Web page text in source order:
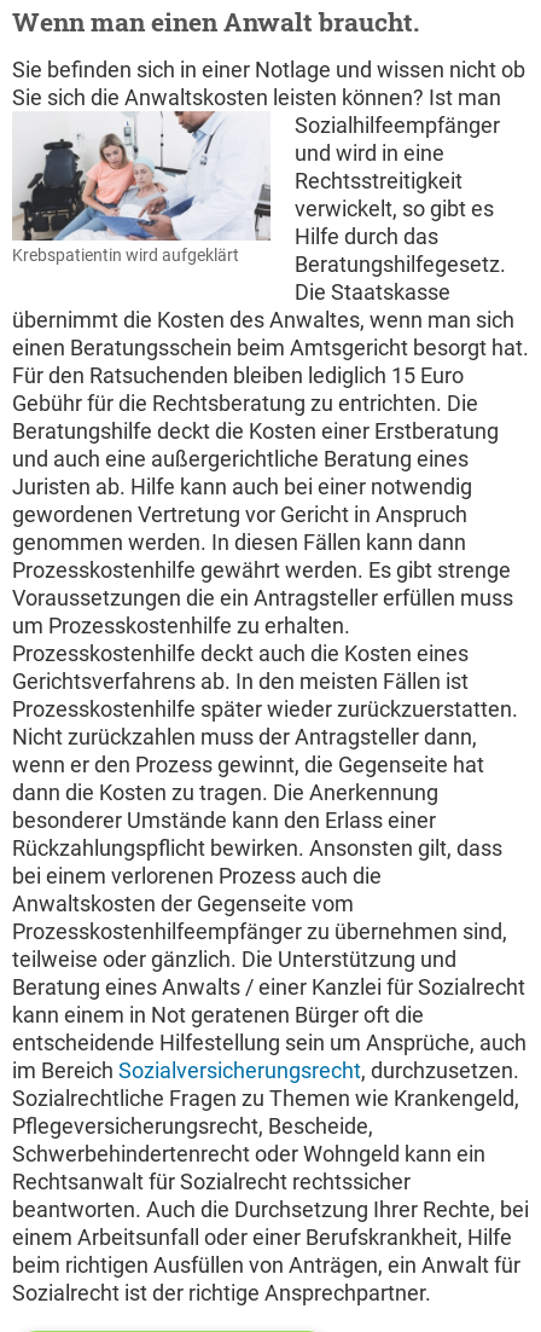
Wenn man einen Anwalt braucht.
Sie befinden sich in einer Notlage und wissen nicht ob
Sie sich die Anwaltskosten leisten können?
Krebspatientin wird aufgeklärt
Ist man
Sozialhilfeempfänger
und wird in eine
Rechtsstreitigkeit
verwickelt, so gibt es
Hilfe durch das
Beratungshilfegesetz.
Die Staatskasse
übernimmt die Kosten des Anwaltes, wenn man sich
einen Beratungsschein beim Amtsgericht besorgt hat.
Für den Ratsuchenden bleiben lediglich 15 Euro
Gebühr für die Rechtsberatung zu entrichten. Die
Beratungshilfe deckt die Kosten einer Erstberatung
und auch eine außergerichtliche Beratung eines
Juristen ab. Hilfe kann auch bei einer notwendig
gewordenen Vertretung vor Gericht in Anspruch
genommen werden. In diesen Fällen kann dann
Prozesskostenhilfe gewährt werden. Es gibt strenge
Voraussetzungen die ein Antragsteller erfüllen muss
um Prozesskostenhilfe zu erhalten.
Prozesskostenhilfe deckt auch die Kosten eines
Gerichtsverfahrens ab. In den meisten Fällen ist
Prozesskostenhilfe später wieder zurückzuerstatten.
Nicht zurückzahlen muss der Antragsteller dann,
wenn er den Prozess gewinnt, die Gegenseite hat
dann die Kosten zu tragen. Die Anerkennung
besonderer Umstände kann den Erlass einer
Rückzahlungspflicht bewirken. Ansonsten gilt, dass
bei einem verlorenen Prozess auch die
Anwaltskosten der Gegenseite vom
Prozesskostenhilfeempfänger zu übernehmen sind,
teilweise oder gänzlich. Die Unterstützung und
Beratung eines Anwalts / einer Kanzlei für Sozialrecht
kann einem in Not geratenen Bürger oft die
entscheidende Hilfestellung sein um Ansprüche, auch
im Bereich Sozialversicherungsrecht, durchzusetzen.
Sozialrechtliche Fragen zu Themen wie Krankengeld,
Pflegeversicherungsrecht, Bescheide,
Schwerbehindertenrecht oder Wohngeld kann ein
Rechtsanwalt für Sozialrecht rechtssicher
beantworten. Auch die Durchsetzung Ihrer Rechte, bei
einem Arbeitsunfall oder einer Berufskrankheit, Hilfe
beim richtigen Ausfüllen von Anträgen, ein Anwalt für
Sozialrecht ist der richtige Ansprechpartner.